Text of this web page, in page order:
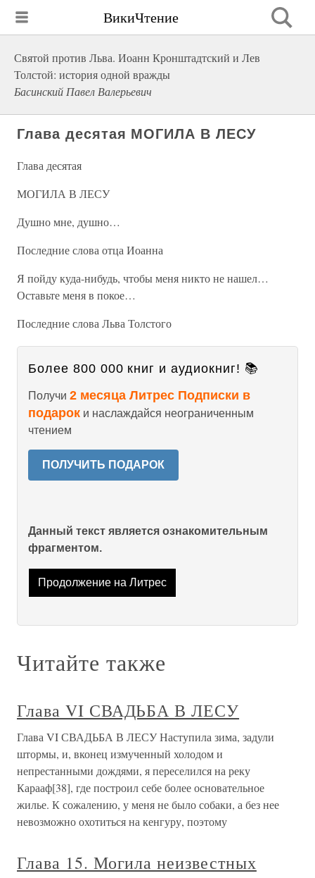
ВикиЧтение
Святой против Льва. Иоанн Кронштадтский и Лев
Толстой: история одной вражды
Басинский Павел Валерьевич
Глава десятая МОГИЛА В ЛЕСУ
Глава десятая
МОГИЛА В ЛЕСУ
Душно мне, душно…
Последние слова отца Иоанна
Я пойду куда-нибудь, чтобы меня никто не нашел…
Оставьте меня в покое…
Последние слова Льва Толстого
Более 800 000 книг и аудиокниг! 📚
Получи 2 месяца Литрес Подписки в
подарок и наслаждайся неограниченным
чтением
ПОЛУЧИТЬ ПОДАРОК
Данный текст является ознакомительным
фрагментом.
Продолжение на Литрес
Читайте также
Глава VI СВАДЬБА В ЛЕСУ
Глава VI СВАДЬБА В ЛЕСУ Наступила зима, задули
штормы, и, вконец измученный холодом и
непрестанными дождями, я переселился на реку
Карааф[38], где построил себе более основательное
жилье. К сожалению, у меня не было собаки, а без нее
невозможно охотиться на кенгуру, поэтому
Глава 15. Могила неизвестных